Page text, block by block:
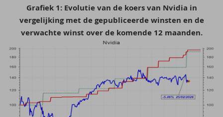
Grafiek 1: Evolutie van de koers van Nvidia in
vergelijking met de gepubliceerde winsten en de
verwachte winst over de komende 12 maanden.